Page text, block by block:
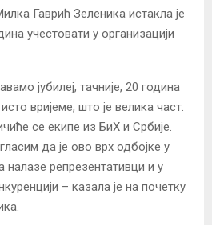
Гаврић Зеленика истакла је
учестовати у организацији
јубилеј, тачније, 20 година
вријеме, што је велика част.
се екипе из БиХ и Србије.
да је ово врх одбојке у
налазе репрезентативци и у
– казала је на почетку